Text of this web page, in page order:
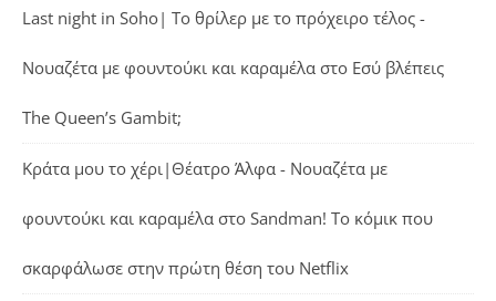
Last night in Soho| Το θρίλερ με το πρόχειρο τέλος -
Νουαζέτα με φουντούκι και καραμέλα στο Εσύ βλέπεις
The Queen’s Gambit;
Κράτα μου το χέρι|Θέατρο Άλφα - Νουαζέτα με
φουντούκι και καραμέλα στο Sandman! Το κόμικ που
σκαρφάλωσε στην πρώτη θέση του Netflix